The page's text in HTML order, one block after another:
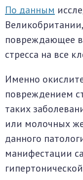
По данным
повреждающее
стресса на все
Именно
повреждением
таких
или молочных
данного
манифестации